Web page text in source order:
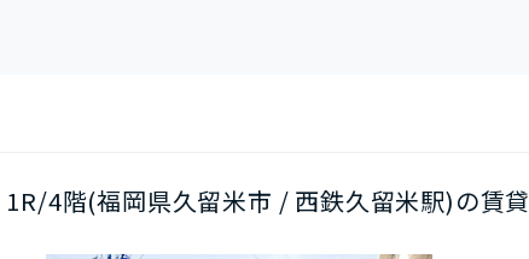
1R/4階(福岡県久留米市 / 西鉄久留米駅)の賃貸